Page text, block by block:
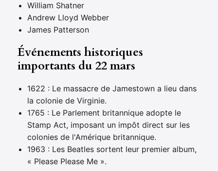
William Shatner
Andrew Lloyd Webber
James Patterson
Événements historiques
importants du 22 mars
1622 : Le massacre de Jamestown a lieu dans
la colonie de Virginie.
1765 : Le Parlement britannique adopte le
Stamp Act, imposant un impôt direct sur les
colonies de l'Amérique britannique.
1963 : Les Beatles sortent leur premier album,
« Please Please Me ».